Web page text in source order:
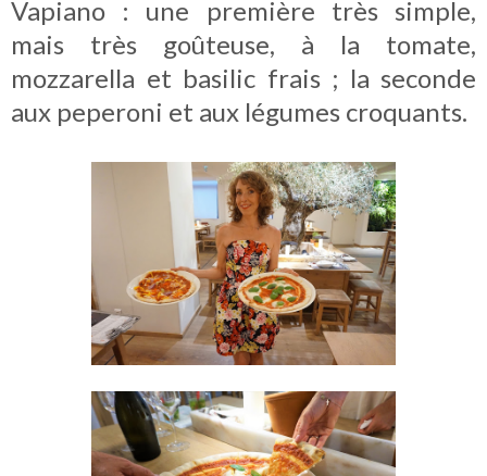
Vapiano : une première très simple,
mais très goûteuse, à la tomate,
mozzarella et basilic frais ; la seconde
aux peperoni et aux légumes croquants.